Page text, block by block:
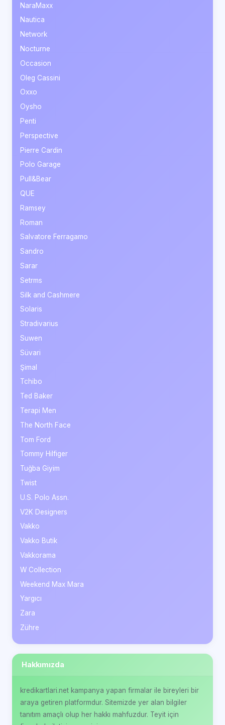
NaraMaxx
Nautica
Network
Nocturne
Occasion
Oleg Cassini
Oxxo
Oysho
Penti
Perspective
Pierre Cardin
Polo Garage
Pull&Bear
QUE
Ramsey
Roman
Salvatore Ferragamo
Sandro
Sarar
Setrms
Silk and Cashmere
Solaris
Stradivarius
Suwen
Süvari
Şimal
Tchibo
Ted Baker
Terapi Men
The North Face
Tom Ford
Tommy Hilfiger
Tuğba Giyim
Twist
U.S. Polo Assn.
V2K Designers
Vakko
Vakko Butik
Vakkorama
W Collection
Weekend Max Mara
Yargıcı
Zara
Zühre
Hakkımızda
kredikartlari.net kampanya yapan firmalar ile bireyleri bir
araya getiren platformdur. Sitemizde yer alan bilgiler
tanıtım amaçlı olup her hakkı mahfuzdur. Teyit için